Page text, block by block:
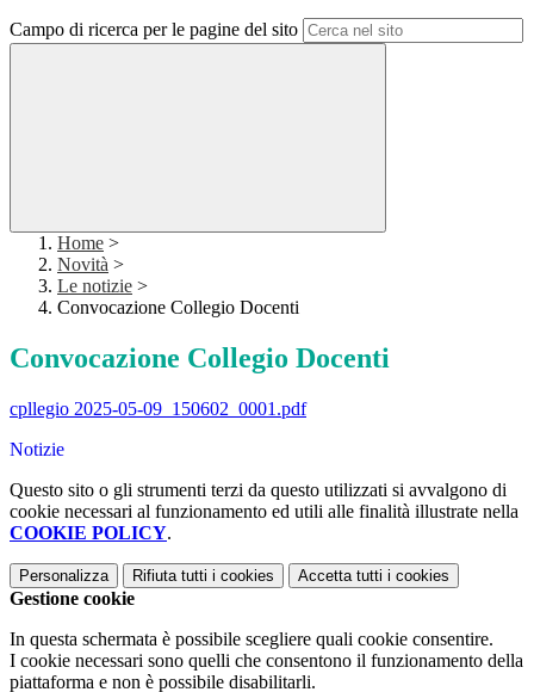
Campo di ricerca per le pagine del sito
Home >
Novità >
Le notizie >
Convocazione Collegio Docenti
Convocazione Collegio Docenti
cpllegio 2025-05-09_150602_0001.pdf
Notizie
Questo sito o gli strumenti terzi da questo utilizzati si avvalgono di
cookie necessari al funzionamento ed utili alle finalità illustrate nella
COOKIE POLICY.
Personalizza Rifiuta tutti i cookies Accetta tutti i cookies
Gestione cookie
In questa schermata è possibile scegliere quali cookie consentire.
I cookie necessari sono quelli che consentono il funzionamento della
piattaforma e non è possibile disabilitarli.